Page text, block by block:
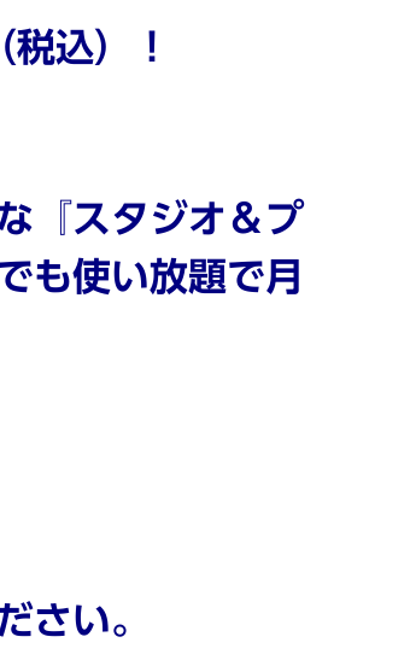
込）！
『スタジオ＆プ
も使い放題で月
さい。